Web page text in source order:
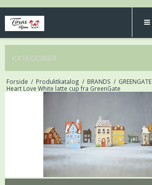
KATEGORIER
Forside / Produktkatalog / BRANDS / GREENGATE
Heart Love White latte cup fra GreenGate